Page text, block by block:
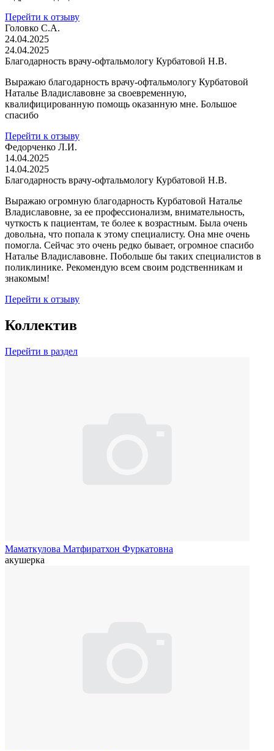
Перейти к отзыву
Головко С.А.
24.04.2025
24.04.2025
Благодарность врачу-офтальмологу Курбатовой Н.В.
Выражаю благодарность врачу-офтальмологу Курбатовой
Наталье Владиславовне за своевременную,
квалифицированную помощь оказанную мне. Большое
спасибо
Перейти к отзыву
Федорченко Л.И.
14.04.2025
14.04.2025
Благодарность врачу-офтальмологу Курбатовой Н.В.
Выражаю огромную благодарность Курбатовой Наталье
Владиславовне, за ее профессионализм, внимательность,
чуткость к пациентам, те более к возрастным. Была очень
довольна, что попала к этому специалисту. Она мне очень
помогла. Сейчас это очень редко бывает, огромное спасибо
Наталье Владиславовне. Побольше бы таких специалистов в
поликлинике. Рекомендую всем своим родственникам и
знакомым!
Перейти к отзыву
Коллектив
Перейти в раздел
Маматкулова Матфиратхон Фуркатовна
акушерка